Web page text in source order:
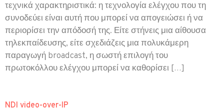
τεχνικά χαρακτηριστικά: η τεχνολογία ελέγχου που τη
συνοδεύει είναι αυτή που μπορεί να απογειώσει ή να
περιορίσει την απόδοσή της. Είτε στήνεις μια αίθουσα
τηλεκπαίδευσης, είτε σχεδιάζεις μια πολυκάμερη
παραγωγή broadcast, η σωστή επιλογή του
πρωτοκόλλου ελέγχου μπορεί να καθορίσει […]
NDI video-over-IP